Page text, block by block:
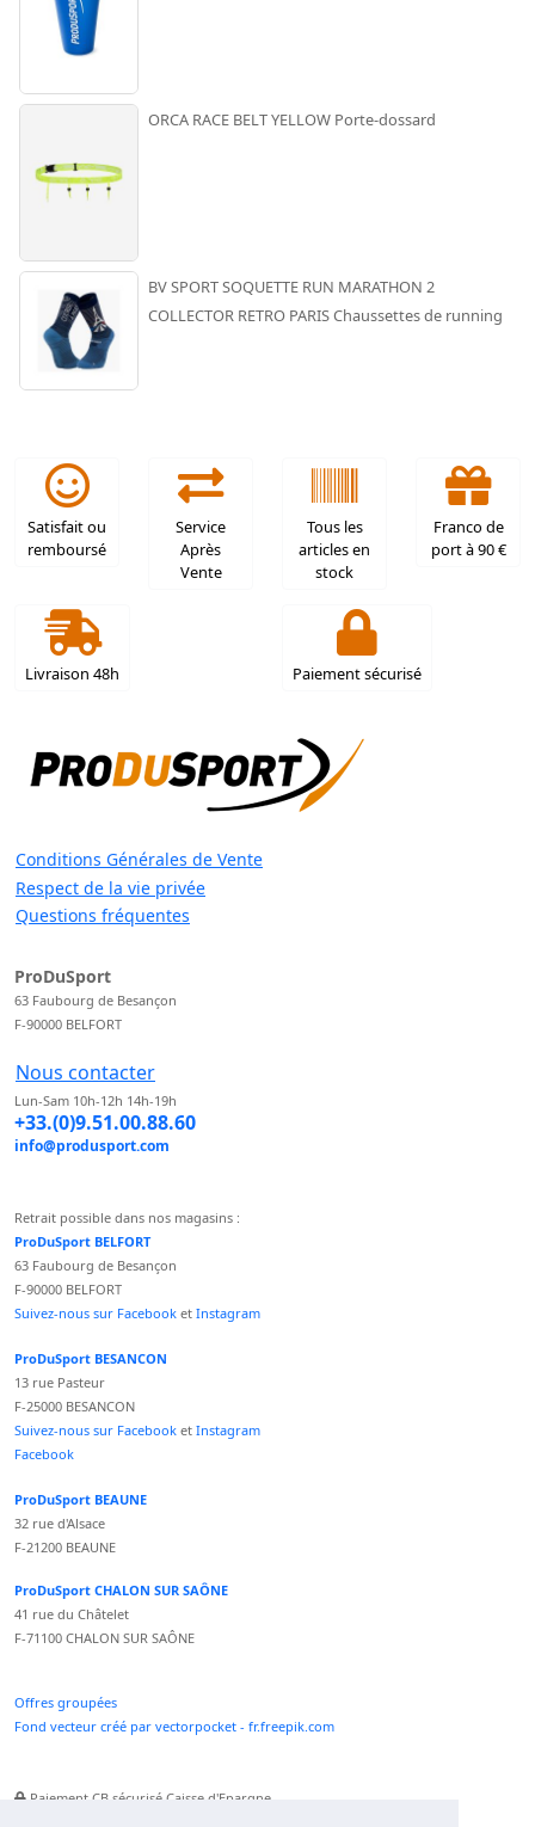
ORCA RACE BELT YELLOW Porte-dossard
BV SPORT SOQUETTE RUN MARATHON 2
COLLECTOR RETRO PARIS Chaussettes de running
Satisfait ou
remboursé
Service
Après
Vente
Tous les
articles en
stock
Franco de
port à 90 €
Livraison 48h Paiement sécurisé
Conditions Générales de Vente
Respect de la vie privée
Questions fréquentes
ProDuSport
63 Faubourg de Besançon
F-90000 BELFORT
Nous contacter
Lun-Sam 10h-12h 14h-19h
+33.(0)9.51.00.88.60
info@produsport.com
Retrait possible dans nos magasins :
ProDuSport BELFORT
63 Faubourg de Besançon
F-90000 BELFORT
Suivez-nous sur Facebook et Instagram
ProDuSport BESANCON
13 rue Pasteur
F-25000 BESANCON
Suivez-nous sur Facebook et Instagram
Facebook
ProDuSport BEAUNE
32 rue d'Alsace
F-21200 BEAUNE
ProDuSport CHALON SUR SAÔNE
41 rue du Châtelet
F-71100 CHALON SUR SAÔNE
Offres groupées
Fond vecteur créé par vectorpocket - fr.freepik.com
Paiement CB sécurisé Caisse d'Epargne